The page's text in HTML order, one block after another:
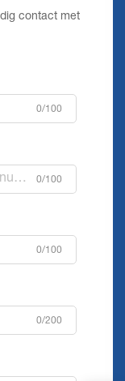
contact met
0/100
0/100
0/100
0/200